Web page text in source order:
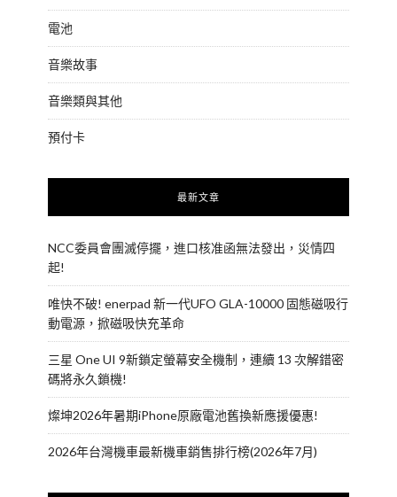
電池
音樂故事
音樂類與其他
預付卡
最新文章
NCC委員會團滅停擺，進口核准函無法發出，災情四
起!
唯快不破! enerpad 新一代UFO GLA-10000 固態磁吸行
動電源，掀磁吸快充革命
三星 One UI 9新鎖定螢幕安全機制，連續 13 次解錯密
碼將永久鎖機!
燦坤2026年暑期iPhone原廠電池舊換新應援優惠!
2026年台灣機車最新機車銷售排行榜(2026年7月)